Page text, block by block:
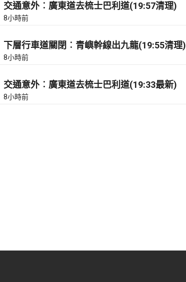
交通意外︰廣東道去梳士巴利道(19:57清理)
8小時前
下層行車道關閉︰青嶼幹線出九龍(19:55清理)
8小時前
交通意外︰廣東道去梳士巴利道(19:33最新)
8小時前